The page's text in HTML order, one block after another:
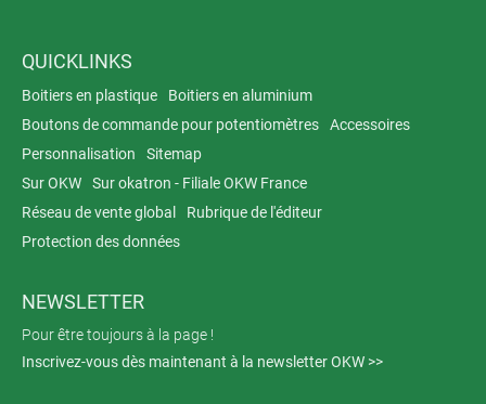
QUICKLINKS
Boitiers en plastique
Boitiers en aluminium
Boutons de commande pour potentiomètres
Accessoires
Personnalisation
Sitemap
Sur OKW
Sur okatron - Filiale OKW France
Réseau de vente global
Rubrique de l'éditeur
Protection des données
NEWSLETTER
Pour être toujours à la page !
Inscrivez-vous dès maintenant à la newsletter OKW >>